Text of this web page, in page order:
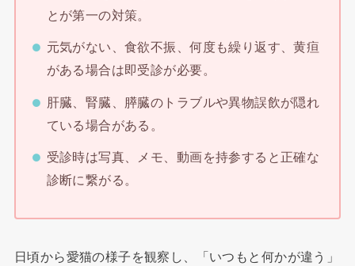
とが第一の対策。
元気がない、食欲不振、何度も繰り返す、黄疸
がある場合は即受診が必要。
肝臓、腎臓、膵臓のトラブルや異物誤飲が隠れ
ている場合がある。
受診時は写真、メモ、動画を持参すると正確な
診断に繋がる。
日頃から愛猫の様子を観察し、「いつもと何かが違う」